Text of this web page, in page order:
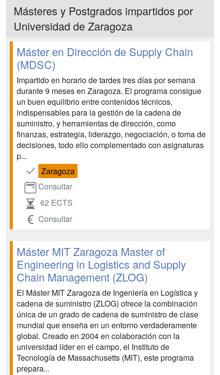
Másteres y Postgrados impartidos por
Universidad de Zaragoza
Máster en Dirección de Supply Chain
(MDSC)
Impartido en horario de tardes tres días por semana
durante 9 meses en Zaragoza. El programa consigue
un buen equilibrio entre contenidos técnicos,
indispensables para la gestión de la cadena de
suministro, y herramientas de dirección, como
finanzas, estrategia, liderazgo, negociación, o toma de
decisiones, todo ello complementado con asignaturas
p...
Zaragoza
Consultar
62 ECTS
Consultar
Máster MIT Zaragoza Master of
Engineering in Logistics and Supply
Chain Management (ZLOG)
El Máster MIT Zaragoza de Ingeniería en Logística y
cadena de suministro (ZLOG) ofrece la combinación
única de un grado de cadena de suministro de clase
mundial que enseña en un entorno verdaderamente
global. Creado en 2004 en colaboración con la
universidad líder en el campo, el Instituto de
Tecnología de Massachusetts (MIT), este programa
prepara...